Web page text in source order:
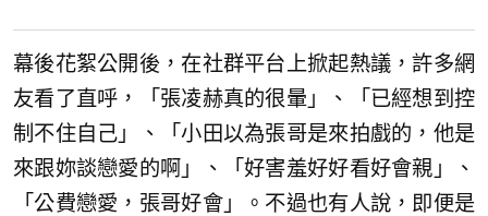
幕後花絮公開後，在社群平台上掀起熱議，許多網
友看了直呼，「張凌赫真的很暈」、「已經想到控
制不住自己」、「小田以為張哥是來拍戲的，他是
來跟妳談戀愛的啊」、「好害羞好好看好會親」、
「公費戀愛，張哥好會」。不過也有人說，即便是